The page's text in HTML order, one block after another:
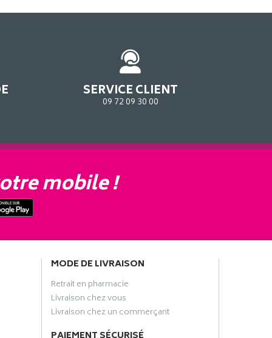
SERVICE CLIENT
09 72 09 30 00
mobile !
MODE DE LIVRAISON
Retrait en pharmacie
Livraison chez vous
Livraison chez un commerçant